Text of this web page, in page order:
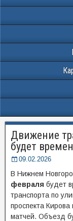
Движение
будет
09.02.2026
В Нижнем
февраля будет
транспорта по
проспекта
матчей. Объезд